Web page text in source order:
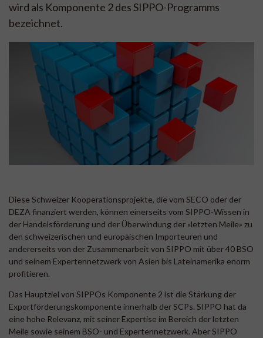
wird als Komponente 2 des SIPPO-Programms
bezeichnet.
Diese Schweizer Kooperationsprojekte, die vom SECO oder der
DEZA finanziert werden, können einerseits vom SIPPO-Wissen in
der Handelsförderung und der Überwindung der «letzten Meile» zu
den schweizerischen und europäischen Importeuren und
andererseits von der Zusammenarbeit von SIPPO mit über 40 BSO
und seinem Expertennetzwerk von Asien bis Lateinamerika enorm
profitieren.
Das Hauptziel von SIPPOs Komponente 2 ist die Stärkung der
Exportförderungskomponente innerhalb der SCPs. SIPPO hat da
eine hohe Relevanz, mit seiner Expertise im Bereich der letzten
Meile sowie seinem BSO- und Expertennetzwerk. Aber SIPPO